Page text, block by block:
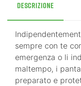
Descrizione
sempre con te
emergenza o li
maltempo, i
preparato e